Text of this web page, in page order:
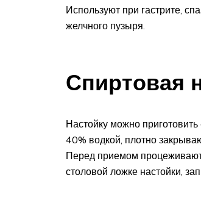
Используют при гастрите,
желчного пузыря.
Спиртовая
Настойку можно
40% водкой, плотно
Перед приемом
столовой ложке настойки,